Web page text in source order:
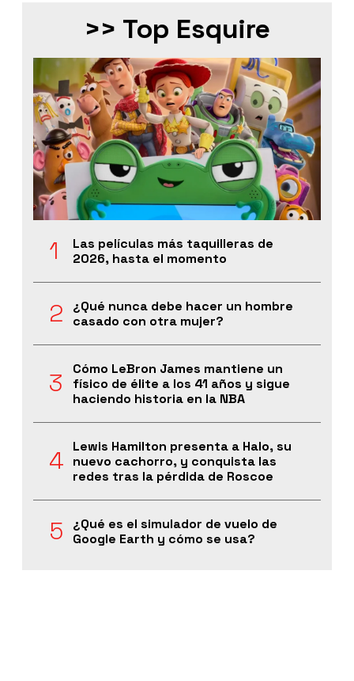
>> Top Esquire
Las películas más taquilleras de
2026, hasta el momento
¿Qué nunca debe hacer un hombre
casado con otra mujer?
Cómo LeBron James mantiene un
físico de élite a los 41 años y sigue
haciendo historia en la NBA
Lewis Hamilton presenta a Halo, su
nuevo cachorro, y conquista las
redes tras la pérdida de Roscoe
¿Qué es el simulador de vuelo de
Google Earth y cómo se usa?